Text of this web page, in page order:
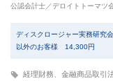
公認会計士／デロイトトーマツ
ディスクロージャー実務研
以外のお客様 14,300円
経理財務 金融商品取引